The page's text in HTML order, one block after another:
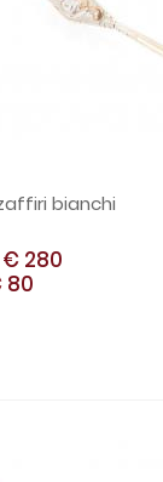
bianchi
€ 280
80